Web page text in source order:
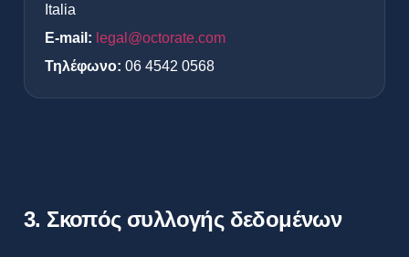
Italia
E-mail: legal@octorate.com
Τηλέφωνο: 06 4542 0568
3. Σκοπός συλλογής δεδομένων